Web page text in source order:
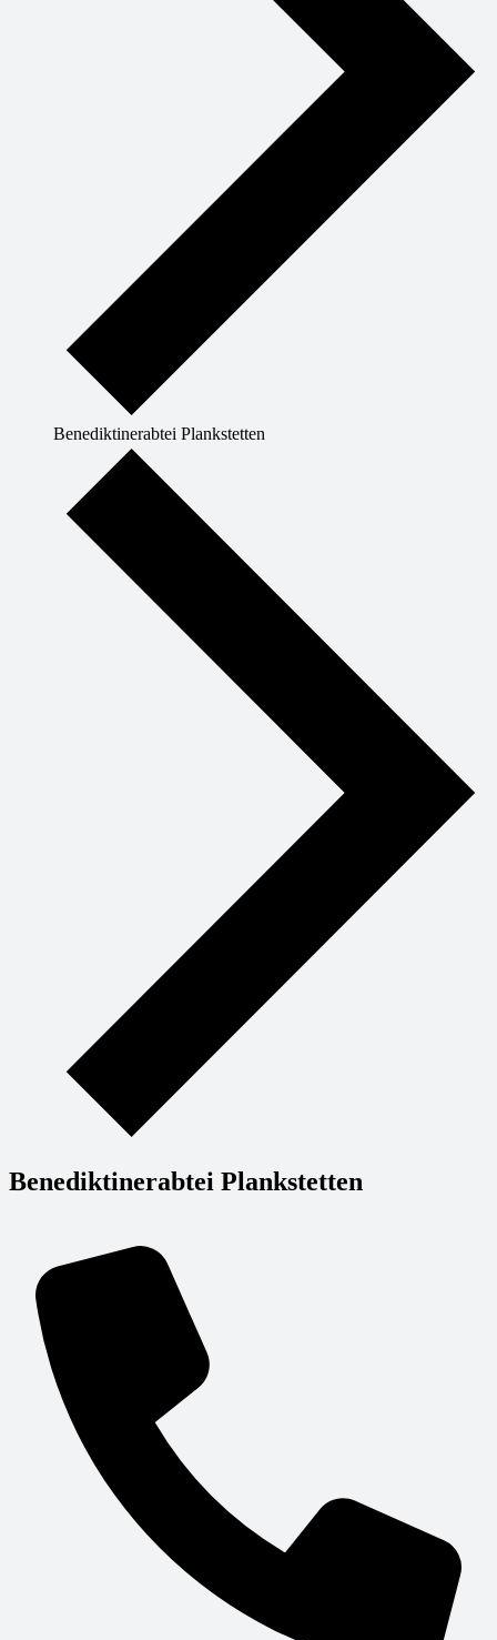
Benediktinerabtei Plankstetten
Benediktinerabtei Plankstetten